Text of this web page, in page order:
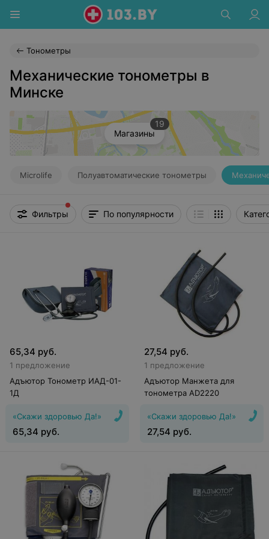
Тонометры
Механические тонометры в
Минске
Магазины
19
Microlife Полуавтоматические тонометры
Фильтры По популярности
65,34 руб.
1 предложение
Адъютор Тонометр ИАД-01-
1Д
«Скажи здоровью Да!»
65,34 руб.
27,54 руб.
1 предложение
Адъютор Манжета для
тонометра AD2220
«Скажи здоровью Да!»
27,54 руб.